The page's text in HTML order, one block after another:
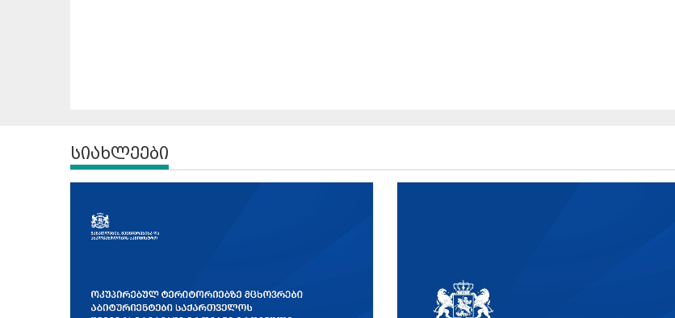
სიახლეები